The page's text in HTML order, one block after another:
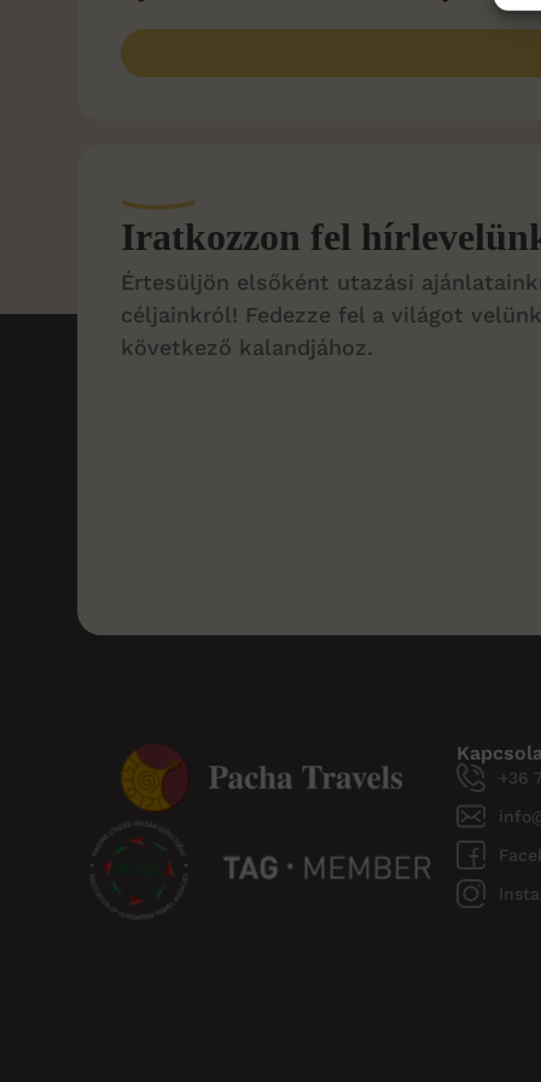
Iratkozzon fel
Értesüljön elsőként utazási
céljainkról! Fedezze fel a világot
következő kalandjához.
+36